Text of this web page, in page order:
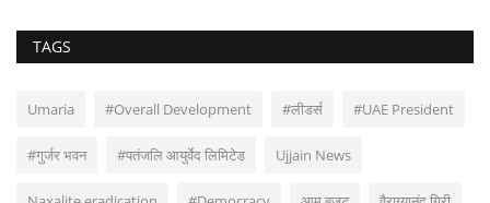
TAGS
Umaria #Overall Development #लीडर्स #UAE President
#गुर्जर भवन #पतंजलि आयुर्वेद लिमिटेड Ujjain News